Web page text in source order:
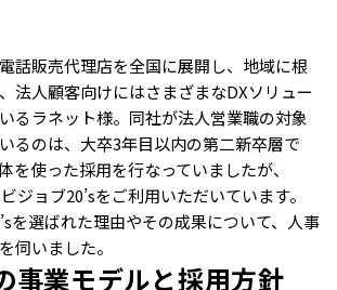
話販売代理店を全国に展開し、地域に根
法人顧客向けにはさまざまなDXソリュー
るラネット様。同社が法人営業職の対象
るのは、大卒3年目以内の第二新卒層で
を使った採用を行なっていましたが、
ジョブ20’sをご利用いただいています。
を選ばれた理由やその成果について、人事
伺いました。
事業モデルと採用方針